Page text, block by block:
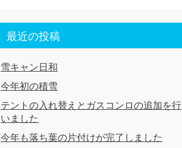
最近の投稿
雪キャン日和
今年初の積雪
テントの入れ替えとガスコンロの追加を行
いました
今年も落ち葉の片付けが完了しました